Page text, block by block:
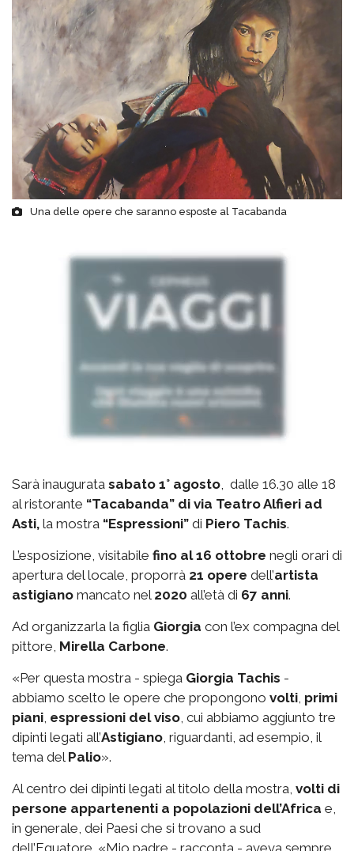
Una delle opere che saranno esposte al Tacabanda
Sarà inaugurata sabato 1° agosto, dalle 16.30 alle 18
al ristorante “Tacabanda” di via Teatro Alfieri ad
Asti, la mostra “Espressioni” di Piero Tachis.
L’esposizione, visitabile fino al 16 ottobre negli orari di
apertura del locale, proporrà 21 opere dell’artista
astigiano mancato nel 2020 all’età di 67 anni.
Ad organizzarla la figlia Giorgia con l’ex compagna del
pittore, Mirella Carbone.
«Per questa mostra - spiega Giorgia Tachis -
abbiamo scelto le opere che propongono volti, primi
piani, espressioni del viso, cui abbiamo aggiunto tre
dipinti legati all’Astigiano, riguardanti, ad esempio, il
tema del Palio».
Al centro dei dipinti legati al titolo della mostra, volti di
persone appartenenti a popolazioni dell’Africa e,
in generale, dei Paesi che si trovano a sud